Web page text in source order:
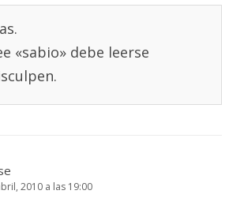
«sabio» debe leerse
2010 a las 19:00